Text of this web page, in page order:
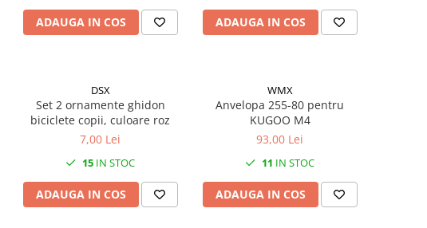
ADAUGA IN COS ADAUGA IN COS
DSX
Set 2 ornamente ghidon
biciclete copii, culoare roz
7,00 Lei
15 IN STOC
ADAUGA IN COS
WMX
Anvelopa 255-80 pentru
KUGOO M4
93,00 Lei
11 IN STOC
ADAUGA IN COS